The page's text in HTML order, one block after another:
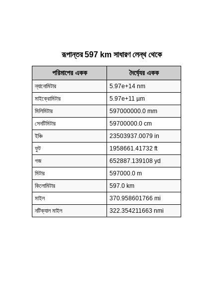
রূপান্তর 597 km সাধারণ লেন্থ থেকে
পরিমাপের একক দৈর্ঘ্যের একক
ন্যানোমিটার
5.97e+14 nm
মাইক্রোমিটার
5.97e+11 µm
মিলিমিটার
597000000.0 mm
সেনটিমিটার
59700000.0 cm
ইঞ্চি
23503937.0079 in
ফুট
1958661.41732 ft
গজ
652887.139108 yd
মিটার
597000.0 m
কিলোমিটার
597.0 km
মাইল
370.958601766 mi
নটিক্যাল মাইল
322.354211663 nmi